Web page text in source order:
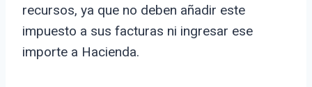
recursos, ya que no deben añadir este
impuesto a sus facturas ni ingresar ese
importe a Hacienda.